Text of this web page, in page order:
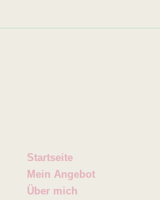
Startseite
Mein Angebot
Über mich